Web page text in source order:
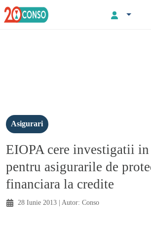
Asigurari
EIOPA cere investigatii
pentru asigurarile de
financiara la credite
28 Iunie 2013 | Autor: Conso